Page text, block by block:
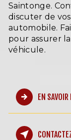
Saintonge.
discuter de
automobile.
pour assurer
véhicule.
EN SAVOIR